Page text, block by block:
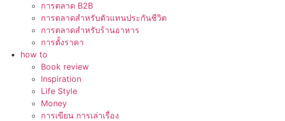
การตลาด B2B
การตลาดสำหรับตัวแทนประกันชีวิต
การตลาดสำหรับร้านอาหาร
การตั้งราคา
how to
Book review
Inspiration
Life Style
Money
การเขียน การเล่าเรื่อง